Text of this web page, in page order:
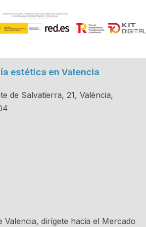
estética en Valencia
de Salvatierra, 21, València,
Valencia, dirígete hacia el Mercado